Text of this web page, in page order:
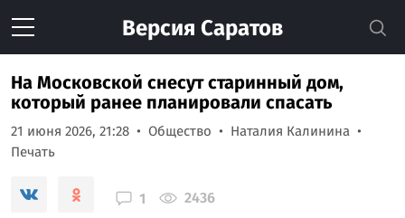
Версия Саратов
На Московской снесут старинный дом,
который ранее планировали спасать
21 июня 2026, 21:28 Общество
Наталия Калинина
Печать
1 2436